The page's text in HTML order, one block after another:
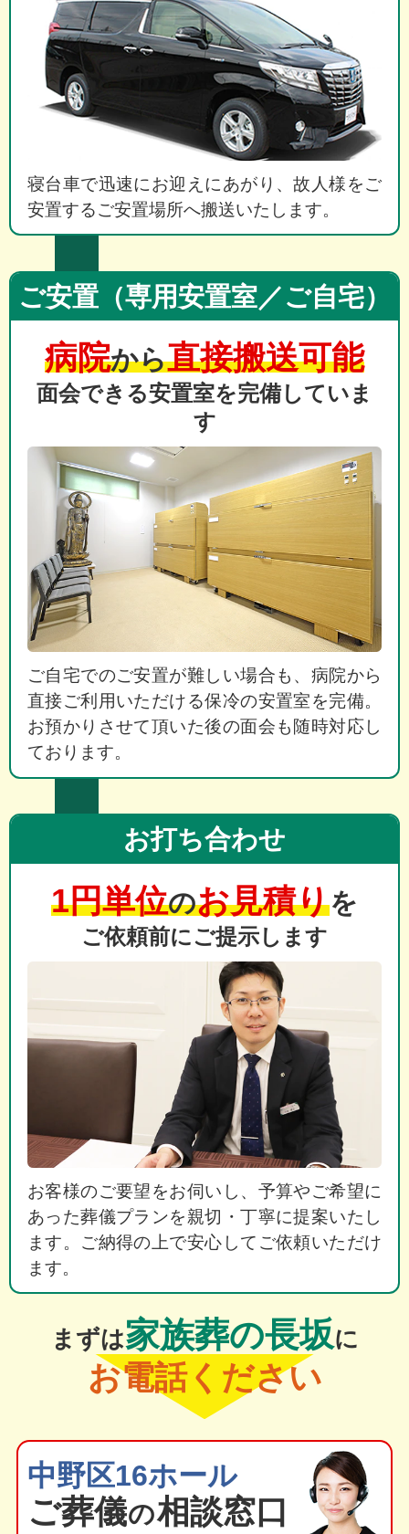
寝台車で迅速にお迎えにあがり、故人様をご
安置するご安置場所へ搬送いたします。
ご安置（専用安置室／ご自宅）
病院から直接搬送可能
面会できる安置室を完備していま
す
ご自宅でのご安置が難しい場合も、病院から
直接ご利用いただける保冷の安置室を完備。
お預かりさせて頂いた後の面会も随時対応し
ております。
お打ち合わせ
1円単位のお見積りを
ご依頼前にご提示します
お客様のご要望をお伺いし、予算やご希望に
あった葬儀プランを親切・丁寧に提案いたし
ます。ご納得の上で安心してご依頼いただけ
ます。
まずは家族葬の長坂に
お電話ください
中野区16ホール
ご葬儀の相談窓口